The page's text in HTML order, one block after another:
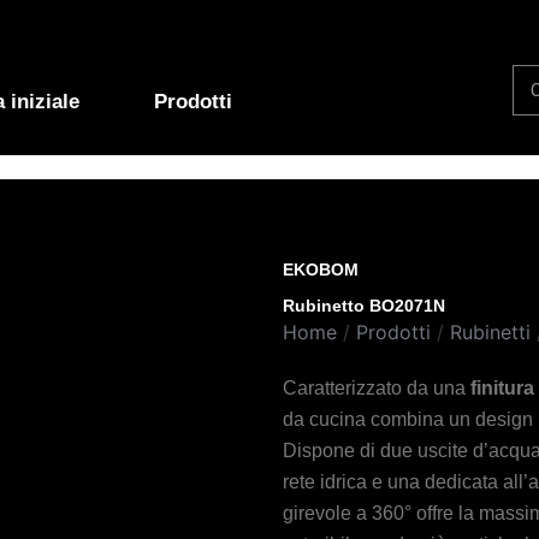
iniziale Prodotti
EKOBOM
Rubinetto BO2071N
Home / Prodotti / Rubinetti
Caratterizzato da una finitura
da cucina combina un
Dispone di due uscite
rete idrica e una dedicata
girevole a 360° offre la